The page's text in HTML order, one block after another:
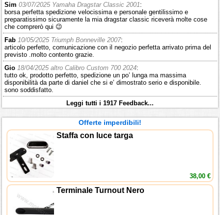
Sim 03/07/2025 Yamaha Dragstar Classic 2001:
borsa perfetta spedizione velocissima e personale gentilissimo e
preparatissimo sicuramente la mia dragstar classic riceverà molte cose
che comprerò qui 😉
Fab 10/05/2025 Triumph Bonneville 2007:
articolo perfetto, comunicazione con il negozio perfetta arrivato prima del
previsto .molto contento grazie.
Gio 18/04/2025 altro Calibro Custom 700 2024:
tutto ok, prodotto perfetto, spedizione un po’ lunga ma massima
disponibilità da parte di daniel che si e’ dimostrato serio e disponibile.
sono soddisfatto.
Leggi tutti i 1917 Feedback...
Offerte imperdibili!
Staffa con luce targa
38,00 €
Terminale Turnout Nero